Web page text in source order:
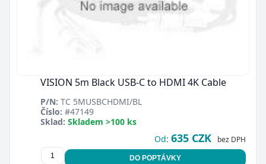
VISION 5m Black USB-C to HDMI 4K Cable
P/N: TC 5MUSBCHDMI/BL
Číslo: #47149
Sklad: Skladem >100 ks
Od: 635 CZK bez DPH
DO POPTÁVKY